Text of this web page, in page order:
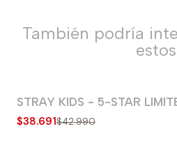
También podría
estos
-10% OFF
STRAY KIDS - 5-STAR
$38.691$42.990